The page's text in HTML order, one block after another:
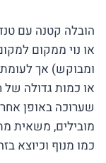
הובלה קטנה עם
או נוי ממקום
ומבוקש) אך
או כמות גדולה של
שערוכה באופן
מובילים, משאית
כמו מנוף וכיוצא